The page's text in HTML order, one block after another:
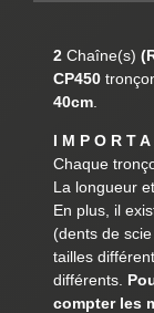
2Chaîne(s)
CP450
40cm.
I M P O R T A
Chaque
La longueur
En plus, il
(dents de
tailles
différents.
compter les